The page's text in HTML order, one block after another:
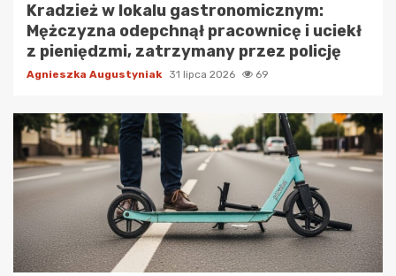
Kradzież w lokalu gastronomicznym:
Mężczyzna odepchnął pracownicę i uciekł
z pieniędzmi, zatrzymany przez policję
Agnieszka Augustyniak 31 lipca 2026 69